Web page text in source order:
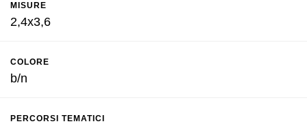
MISURE
2,4x3,6
COLORE
b/n
PERCORSI TEMATICI